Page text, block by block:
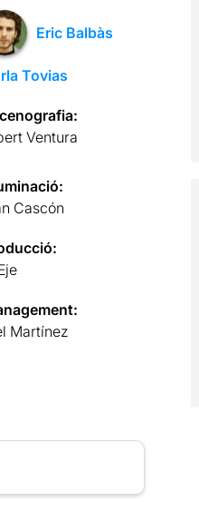
Eric Balbàs
Tovias
Ventura
Cascón
Martínez